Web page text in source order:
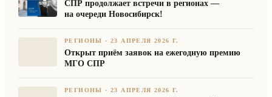
СПР продолжает встречи в регионах —
на очереди Новосибирск!
РЕГИОНЫ ·23 АПРЕЛЯ 2026 Г.
Открыт приём заявок на ежегодную премию
МГО СПР
РЕГИОНЫ ·23 АПРЕЛЯ 2026 Г.